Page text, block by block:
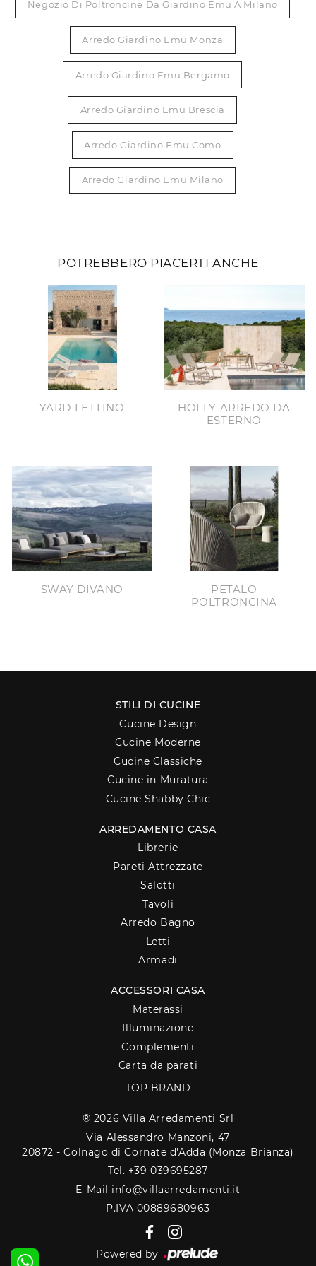
Negozio Di Poltroncine Da Giardino Emu A Milano
Arredo Giardino Emu Monza
Arredo Giardino Emu Bergamo
Arredo Giardino Emu Brescia
Arredo Giardino Emu Como
Arredo Giardino Emu Milano
POTREBBERO PIACERTI ANCHE
YARD LETTINO
HOLLY ARREDO DA
ESTERNO
SWAY DIVANO
PETALO
POLTRONCINA
STILI DI CUCINE
Cucine Design
Cucine Moderne
Cucine Classiche
Cucine in Muratura
Cucine Shabby Chic
ARREDAMENTO CASA
Librerie
Pareti Attrezzate
Salotti
Tavoli
Arredo Bagno
Letti
Armadi
ACCESSORI CASA
Materassi
Illuminazione
Complementi
Carta da parati
TOP BRAND
® 2026 Villa Arredamenti Srl
Via Alessandro Manzoni, 47
20872 - Colnago di Cornate d'Adda (Monza Brianza)
Tel. +39 039695287
E-Mail info@villaarredamenti.it
P.IVA 00889680963
Powered by